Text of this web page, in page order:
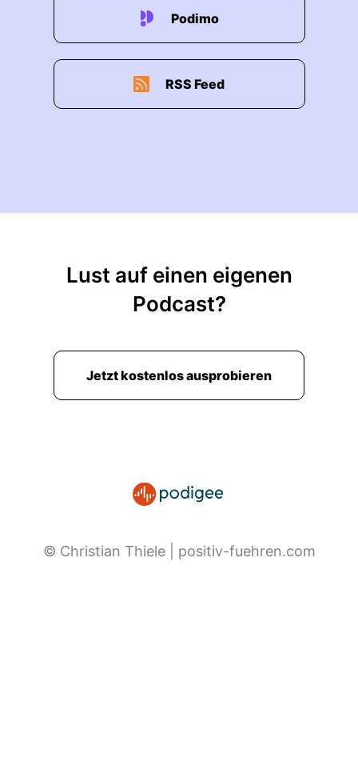
Podimo
RSS Feed
Lust auf einen eigenen
Podcast?
Jetzt kostenlos ausprobieren
© Christian Thiele | positiv-fuehren.com